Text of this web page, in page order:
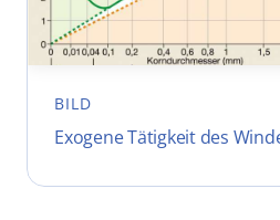
BILD
Exogene Tätigkeit des